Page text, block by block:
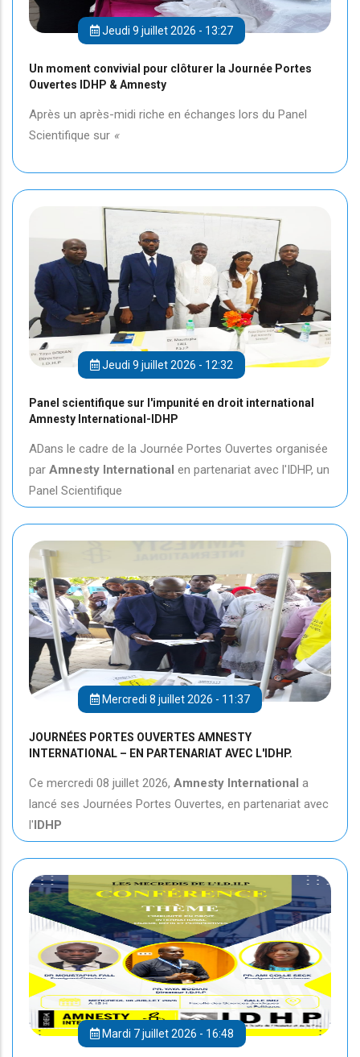
Jeudi 9 juillet 2026 - 13:27
Un moment convivial pour clôturer la Journée Portes
Ouvertes IDHP & Amnesty
Après un après-midi riche en échanges lors du Panel
Scientifique sur «
Jeudi 9 juillet 2026 - 12:32
Panel scientifique sur l'impunité en droit international
Amnesty International-IDHP
ADans le cadre de la Journée Portes Ouvertes organisée
par Amnesty International en partenariat avec l'IDHP, un
Panel Scientifique
Mercredi 8 juillet 2026 - 11:37
JOURNÉES PORTES OUVERTES AMNESTY
INTERNATIONAL – EN PARTENARIAT AVEC L'IDHP.
Ce mercredi 08 juillet 2026, Amnesty International a
lancé ses Journées Portes Ouvertes, en partenariat avec
l'IDHP
Mardi 7 juillet 2026 - 16:48